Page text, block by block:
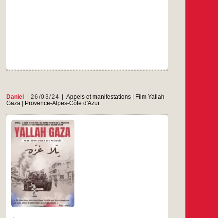
Daniel 26/03/24 Appels et manifestations
Film Yallah
Gaza
Provence-Alpes-Côte d'Azur
Le 12 avril à 18h au cinéma La Cascade